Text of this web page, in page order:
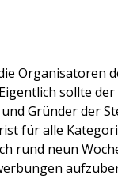
Organisatoren
sollte
Gründer der
für alle
rund neun